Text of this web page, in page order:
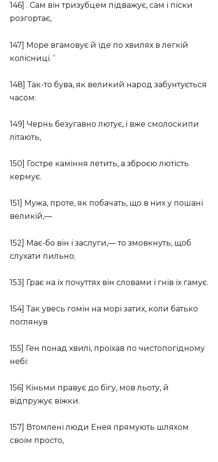
146] . Сам він тризубцем підважує, сам і піски
розгортає,
147] Море вгамовує й їде по хвилях в легкій
колісниці. ‘
148] Так-то бува, як великий народ забунтується
часом:
149] Чернь безугавно лютує, і вже смолоскипи
літають,
150] Гостре каміння летить, а зброєю лютість
кермує.
151] Мужа, проте, як побачать, що в них у пошані
великій,—
152] Має-бо він і заслуги,— то змовкнуть, щоб
слухати пильно;
153] Грає на їх почуттях він словами і гнів їх гамує.
154] Так увесь гомін на морі затих, коли батько
поглянув
155] Ген понад хвилі, проїхав по чистопогідному
небі:
156] Кіньми правує до бігу, мов льоту, й
відпружує віжки.
157] Втомлені люди Енея прямують шляхом
своїм просто,